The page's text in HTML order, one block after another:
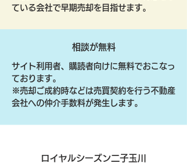
ている会社で早期売却を目指せます。
相談が無料
サイト利用者、購読者向けに無料でおこなっ
ております。
​※売却ご成約時などは売買契約を行う不動産
会社への仲介手数料が発生します。
ロイヤルシーズン二子玉川